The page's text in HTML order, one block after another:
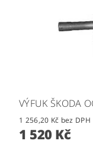
VÝFUK ŠKODA
1 256,20 Kč bez DPH
1 520 Kč